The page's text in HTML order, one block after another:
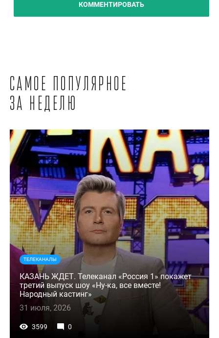
КОММЕНТИРОВАТЬ
Самое популярное
за неделю
ТЕЛЕКАНАЛЫ
КАЗАНЬ ЖДЕТ. Телеканал «Россия 1» покажет
третий выпуск шоу «Ну-ка, все вместе!
Народный кастинг»
31 июля, 2026
3599 0